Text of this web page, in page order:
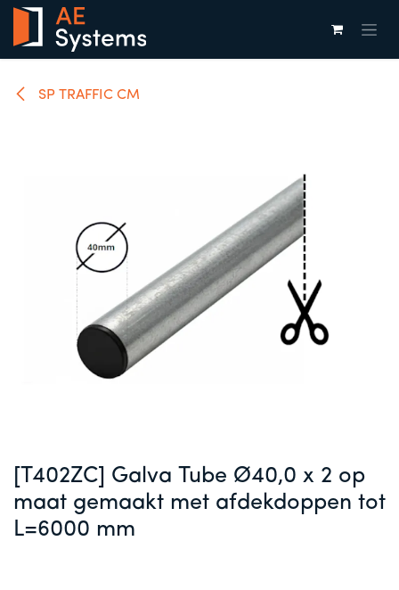
Overslaan naar inhoud
SP TRAFFIC CM
[T402ZC] Galva Tube Ø40,0 x 2 op
maat gemaakt met afdekdoppen tot
L=6000 mm